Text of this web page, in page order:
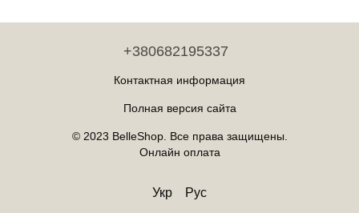
+380682195337
Контактная информация
Полная версия сайта
© 2023 BelleShop. Все права защищены.
Онлайн оплата
Укр Рус